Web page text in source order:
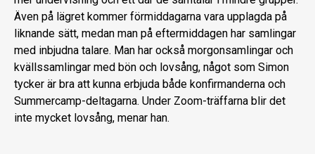
Även på lägret kommer förmiddagarna vara upplagda på
liknande sätt, medan man på eftermiddagen har samlingar
med inbjudna talare. Man har också morgonsamlingar och
kvällssamlingar med bön och lovsång, något som Simon
tycker är bra att kunna erbjuda både konfirmanderna och
Summercamp-deltagarna. Under Zoom-träffarna blir det
inte mycket lovsång, menar han.